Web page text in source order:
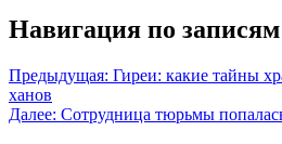
Навигация по записям
Предыдущая: Гиреи: какие тайны
ханов
Далее: Сотрудница тюрьмы